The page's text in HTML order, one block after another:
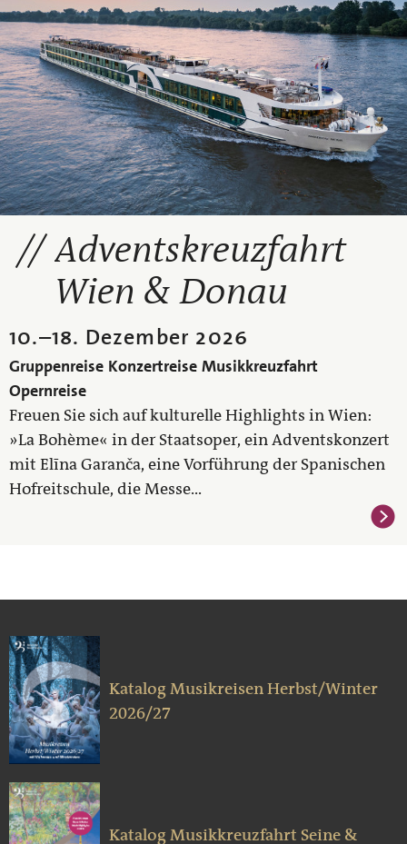
Adventskreuzfahrt
Wien & Donau
10.–18. Dezember 2026
Gruppenreise Konzertreise Musikkreuzfahrt
Opernreise
Freuen Sie sich auf kulturelle Highlights in Wien:
»La Bohème« in der Staatsoper, ein Adventskonzert
mit Elīna Garanča, eine Vorführung der Spanischen
Hofreitschule, die Messe...
Katalog Musikreisen Herbst/Winter
2026/27
Katalog Musikkreuzfahrt Seine &